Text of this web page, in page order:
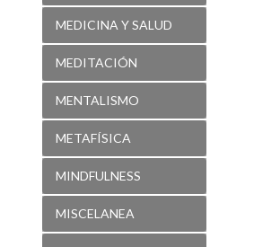
MENTALISMO
METAFÍSICA
MINDFULNESS
MISCELANEA
MISTICA EMPRESA
MITOLOGÍA